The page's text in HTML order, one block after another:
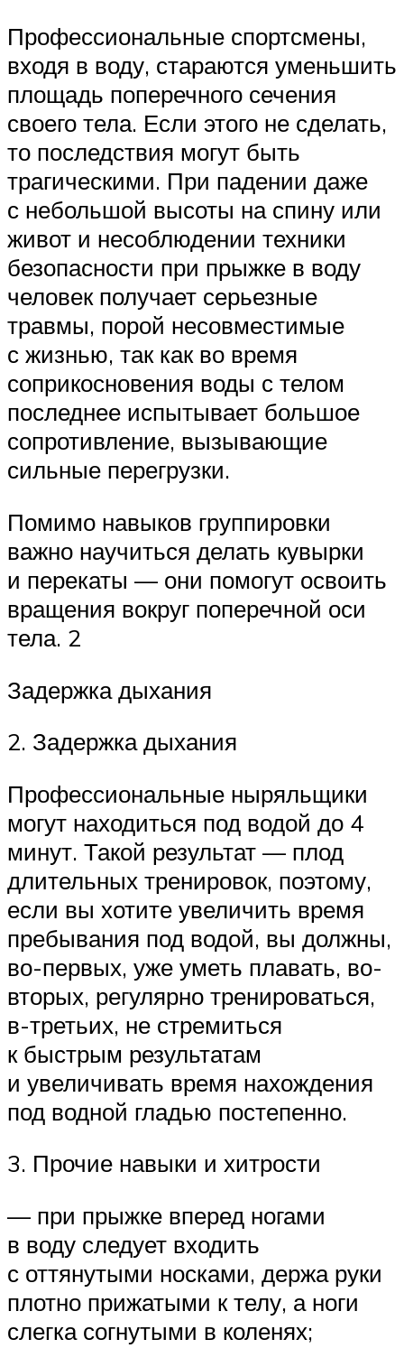
Профессиональные спортсмены,
входя в воду, стараются уменьшить
площадь поперечного сечения
своего тела. Если этого не сделать,
то последствия могут быть
трагическими. При падении даже
с небольшой высоты на спину или
живот и несоблюдении техники
безопасности при прыжке в воду
человек получает серьезные
травмы, порой несовместимые
с жизнью, так как во время
соприкосновения воды с телом
последнее испытывает большое
сопротивление, вызывающие
сильные перегрузки.
Помимо навыков группировки
важно научиться делать кувырки
и перекаты — они помогут освоить
вращения вокруг поперечной оси
тела. 2
Задержка дыхания
2. Задержка дыхания
Профессиональные ныряльщики
могут находиться под водой до 4
минут. Такой результат — плод
длительных тренировок, поэтому,
если вы хотите увеличить время
пребывания под водой, вы должны,
во-первых, уже уметь плавать, во-
вторых, регулярно тренироваться,
в-третьих, не стремиться
к быстрым результатам
и увеличивать время нахождения
под водной гладью постепенно.
3. Прочие навыки и хитрости
— при прыжке вперед ногами
в воду следует входить
с оттянутыми носками, держа руки
плотно прижатыми к телу, а ноги
слегка согнутыми в коленях;